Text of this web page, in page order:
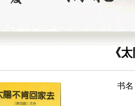
《
书